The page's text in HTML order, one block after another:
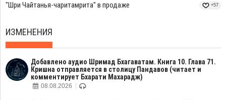
"Шри Чайтанья-чаритамрита" в продаже +57
ИЗМЕНЕНИЯ
Добавлено аудио Шримад Бхагаватам. Книга 10. Глава 71.
Кришна отправляется в столицу Пандавов (читает и
комментирует Бхарати Махарадж)
08.08.2026